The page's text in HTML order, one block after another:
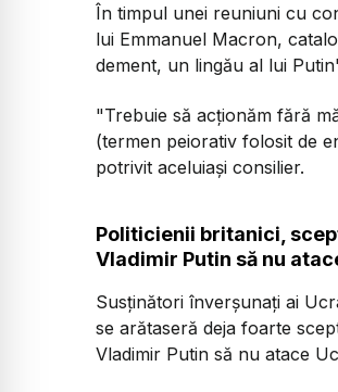
În timpul unei reuniuni cu
lui Emmanuel Macron,
dement, un lingău al lui
"Trebuie să acţionăm fără
(termen peiorativ folosit de
potrivit aceluiaşi consilier.
Politicienii britanici,
Vladimir Putin să nu
Susţinători înverşunaţi ai
se arătaseră deja foarte
Vladimir Putin să nu atace